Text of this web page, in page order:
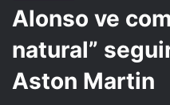
Alonso ve
natural”
Aston Martin